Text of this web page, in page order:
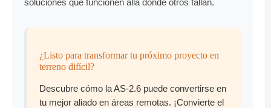
soluciones que funcionen allá donde otros fallan.
¿Listo para transformar tu próximo proyecto en
terreno difícil?
Descubre cómo la AS-2.6 puede convertirse en
tu mejor aliado en áreas remotas. ¡Convierte el